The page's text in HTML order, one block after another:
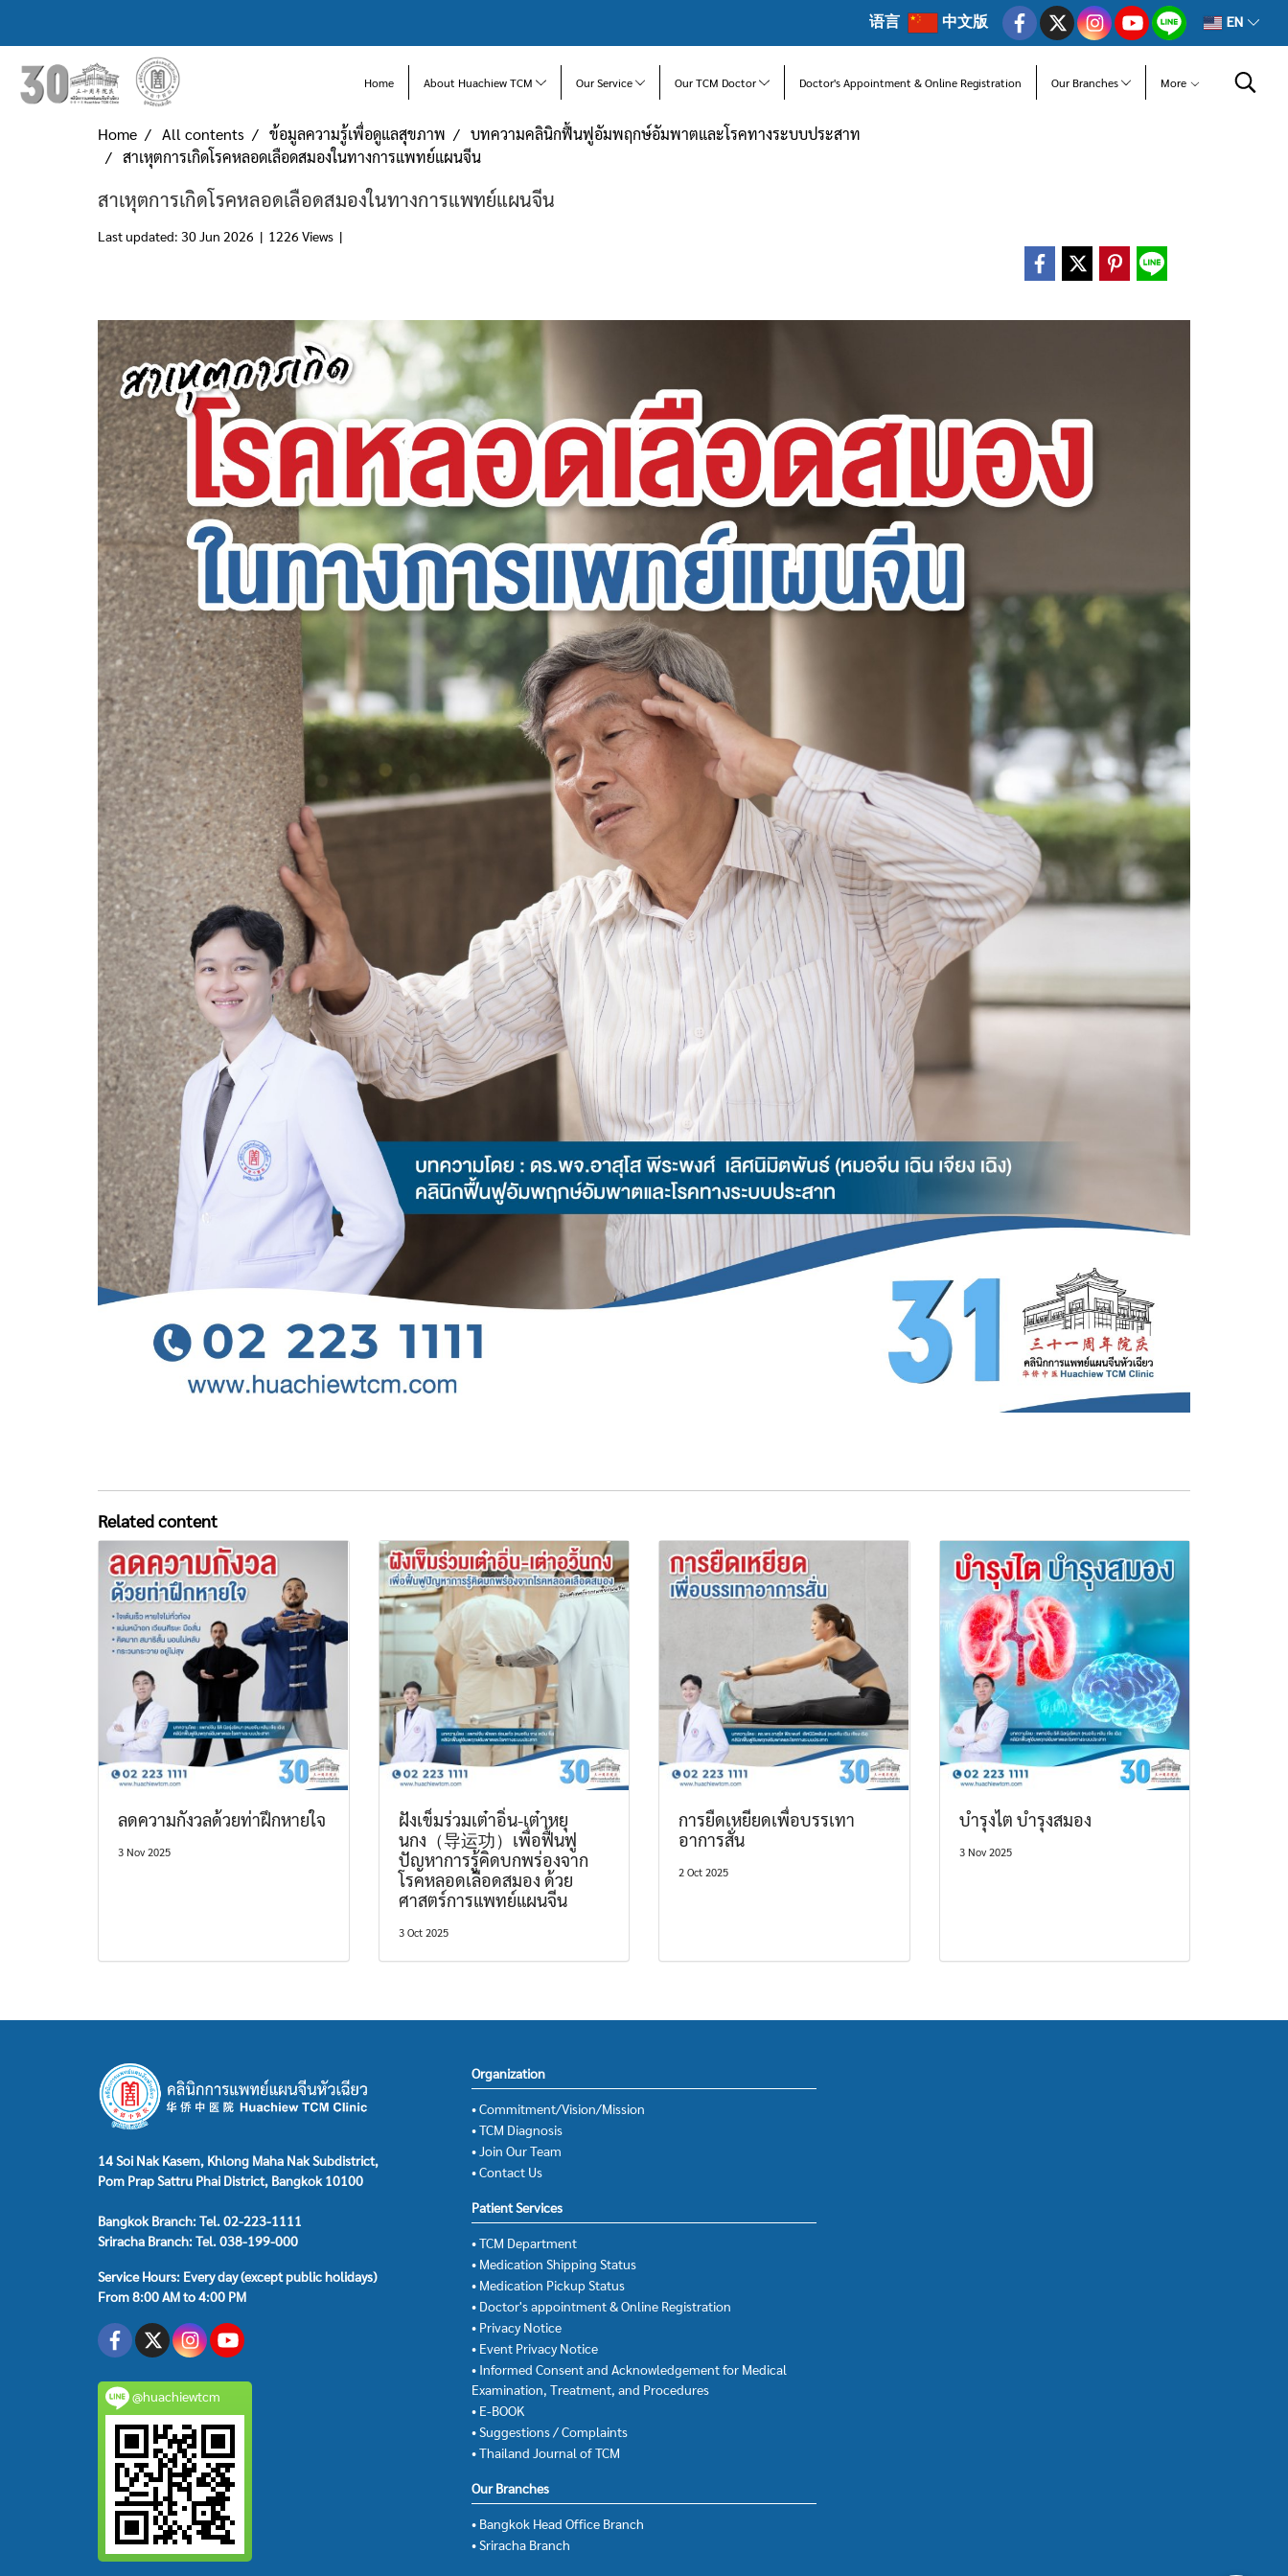
语言 中文版 EN
Home About Huachiew TCM Our Service Our TCM Doctor Doctor's Appointment & Online Registration Our Branches More
Home All contents ข้อมูลความรู้เพื่อดูแลสุขภาพ
บทความคลินิกฟื้นฟูอัมพฤกษ์อัมพาตและโรคทางระบบประสาท
สาเหุตการเกิดโรคหลอดเลือดสมองในทางการแพทย์แผนจีน
สาเหุตการเกิดโรคหลอดเลือดสมองในทางการแพทย์แผนจีน
Last updated: 30 Jun 2026 | 1226 Views |
Related content
ลดความกังวลด้วยท่าฝึกหายใจ
3 Nov 2025
ฝังเข็มร่วมเต๋าอิ่น-เต๋าหยุ
นกง（导运功）เพื่อฟื้นฟู
ปัญหาการรู้คิดบกพร่องจาก
โรคหลอดเลือดสมอง ด้วย
ศาสตร์การแพทย์แผนจีน
3 Oct 2025
การยืดเหยียดเพื่อบรรเทา
อาการสั่น
2 Oct 2025
บำรุงไต บำรุงสมอง
3 Nov 2025
14 Soi Nak Kasem, Khlong Maha Nak Subdistrict,
Pom Prap Sattru Phai District, Bangkok 10100
Bangkok Branch: Tel. 02-223-1111
Sriracha Branch: Tel. 038-199-000
Service Hours: Every day (except public holidays)
From 8:00 AM to 4:00 PM
@huachiewtcm
Organization
• Commitment/Vision/Mission
• TCM Diagnosis
• Join Our Team
• Contact Us
Patient Services
• TCM Department
• Medication Shipping Status
• Medication Pickup Status
• Doctor's appointment & Online Registration
• Privacy Notice
• Event Privacy Notice
• Informed Consent and Acknowledgement for Medical
Examination, Treatment, and Procedures
• E-BOOK
• Suggestions / Complaints
• Thailand Journal of TCM
Our Branches
• Bangkok Head Office Branch
• Sriracha Branch